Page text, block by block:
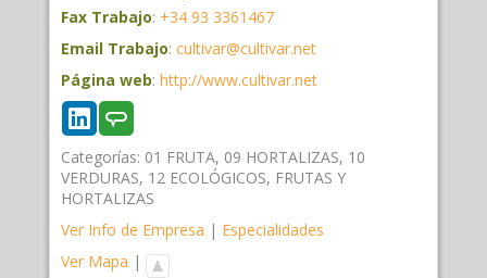
Fax Trabajo: +34 93 3361467
Email Trabajo: cultivar@cultivar.net
Página web: http://www.cultivar.net
Categorías: 01 FRUTA, 09 HORTALIZAS, 10
VERDURAS, 12 ECOLÓGICOS, FRUTAS Y
HORTALIZAS
Ver Info de Empresa | Especialidades
Ver Mapa |